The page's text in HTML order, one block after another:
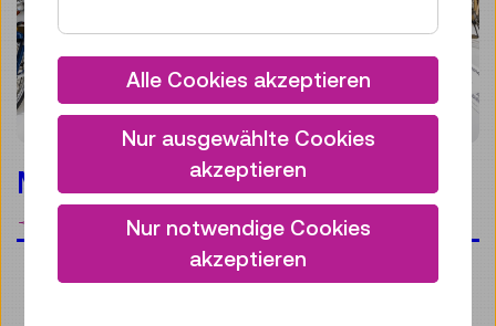
Mobilität
Alle Cookies akzeptieren
Nur ausgewählte Cookies
akzeptieren
Nur notwendige Cookies
akzeptieren